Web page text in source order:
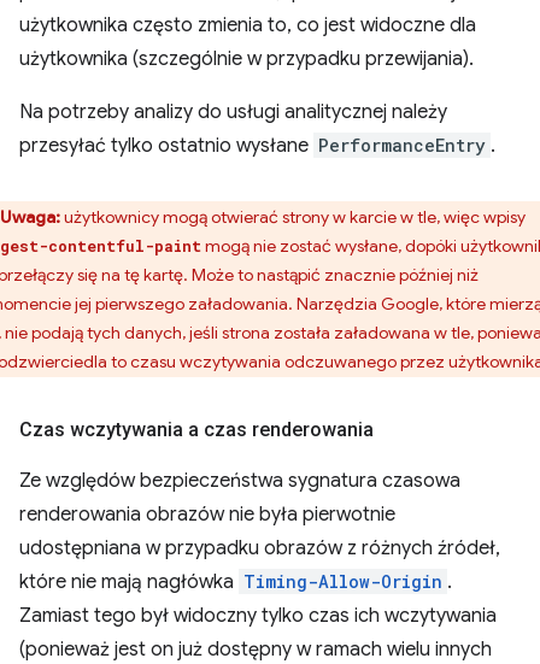
użytkownika często zmienia to, co jest widoczne dla
użytkownika (szczególnie w przypadku przewijania).
Na potrzeby analizy do usługi analitycznej należy
przesyłać tylko ostatnio wysłane PerformanceEntry .
Uwaga:użytkownicy mogą otwierać strony w karcie w tle, więc wpisy
contentful-paint mogą nie zostać wysłane, dopóki
się na tę kartę. Może to nastąpić znacznie później niż
jej pierwszego załadowania. Narzędzia Google, które
nie podają tych danych, jeśli strona została załadowana w tle,
to czasu wczytywania odczuwanego przez
Czas wczytywania a czas renderowania
Ze względów bezpieczeństwa sygnatura czasowa
renderowania obrazów nie była pierwotnie
udostępniana w przypadku obrazów z różnych źródeł,
które nie mają nagłówka Timing-Allow-Origin .
Zamiast tego był widoczny tylko czas ich wczytywania
(ponieważ jest on już dostępny w ramach wielu innych